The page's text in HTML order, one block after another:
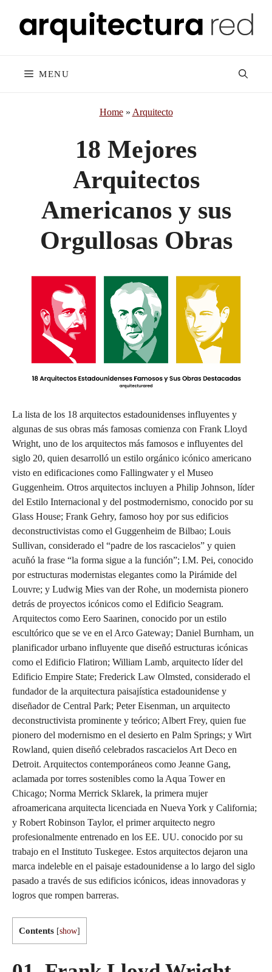
content
MENU
Home» Arquitecto
18 Mejores
Arquitectos
Americanos y sus
Orgullosas Obras
La lista de los 18 arquitectos estadounidenses influyentes y
algunas de sus obras más famosas comienza con Frank Lloyd
Wright, uno de los arquitectos más famosos e influyentes del
siglo 20, quien desarrolló un estilo orgánico icónico americano
visto en edificaciones como Fallingwater y el Museo
Guggenheim. Otros arquitectos incluyen a Philip Johnson, líder
del Estilo Internacional y del postmodernismo, conocido por su
Glass House; Frank Gehry, famoso hoy por sus edificios
deconstructivistas como el Guggenheim de Bilbao; Louis
Sullivan, considerado el “padre de los rascacielos” y quien
acuñó la frase “la forma sigue a la función”; I.M. Pei, conocido
por estructuras modernistas elegantes como la Pirámide del
Louvre; y Ludwig Mies van der Rohe, un modernista pionero
detrás de proyectos icónicos como el Edificio Seagram.
Arquitectos como Eero Saarinen, conocido por un estilo
escultórico que se ve en el Arco Gateway; Daniel Burnham, un
planificador urbano influyente que diseñó estructuras icónicas
como el Edificio Flatiron; William Lamb, arquitecto líder del
Edificio Empire State; Frederick Law Olmsted, considerado el
fundador de la arquitectura paisajística estadounidense y
diseñador de Central Park; Peter Eisenman, un arquitecto
deconstructivista prominente y teórico; Albert Frey, quien fue
pionero del modernismo en el desierto en Palm Springs; y Wirt
Rowland, quien diseñó celebrados rascacielos Art Deco en
Detroit. Arquitectos contemporáneos como Jeanne Gang,
aclamada por torres sostenibles como la Aqua Tower en
Chicago; Norma Merrick Sklarek, la primera mujer
afroamericana arquitecta licenciada en Nueva York y California;
y Robert Robinson Taylor, el primer arquitecto negro
profesionalmente entrenado en los EE. UU. conocido por su
trabajo en el Instituto Tuskegee. Estos arquitectos dejaron una
marca indeleble en el paisaje estadounidense a lo largo del siglo
pasado a través de sus edificios icónicos, ideas innovadoras y
logros que rompen barreras.
Contents [show]